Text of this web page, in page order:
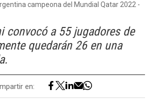
campeona del Mundial Qatar 2022 -
convocó a 55 jugadores de
quedarán 26 en una
en: